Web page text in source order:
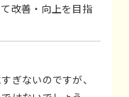
改善・向上を目指
ぎないのですが、